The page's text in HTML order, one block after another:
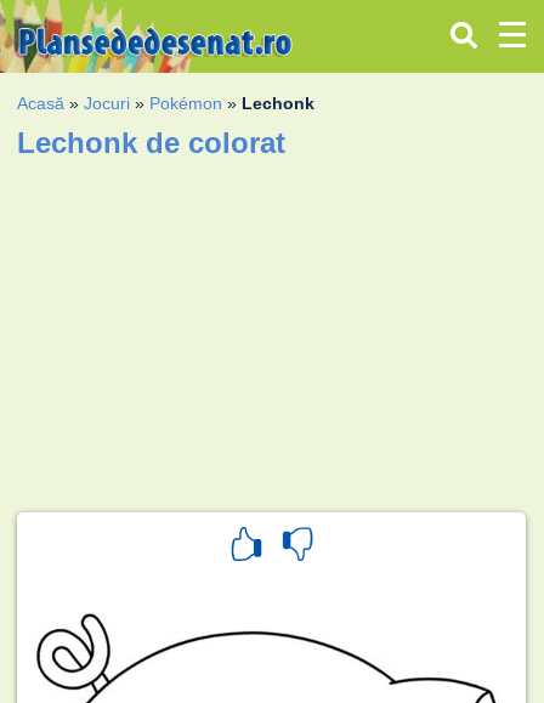
Acasă »Jocuri » Pokémon » Lechonk
Lechonk de colorat